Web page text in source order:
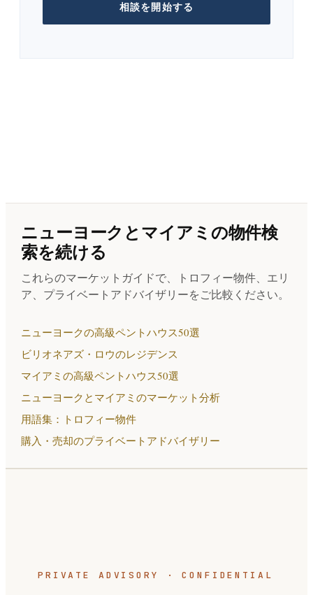
相談を開始する
ニューヨークとマイアミの物件検
索を続ける
これらのマーケットガイドで、トロフィー物件、エリ
ア、プライベートアドバイザリーをご比較ください。
ニューヨークの高級ペントハウス50選
ビリオネアズ・ロウのレジデンス
マイアミの高級ペントハウス50選
ニューヨークとマイアミのマーケット分析
用語集：トロフィー物件
購入・売却のプライベートアドバイザリー
PRIVATE ADVISORY · CONFIDENTIAL